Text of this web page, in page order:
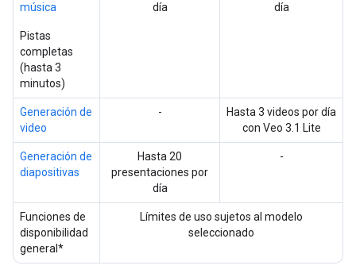
música
Pistas
completas
(hasta 3
minutos)
día
día
Generación de
video
-
Hasta 3 videos por día
con Veo 3.1 Lite
Generación de
diapositivas
Hasta 20
presentaciones por
día
-
Funciones de
disponibilidad
general*
Límites de uso sujetos al modelo
seleccionado